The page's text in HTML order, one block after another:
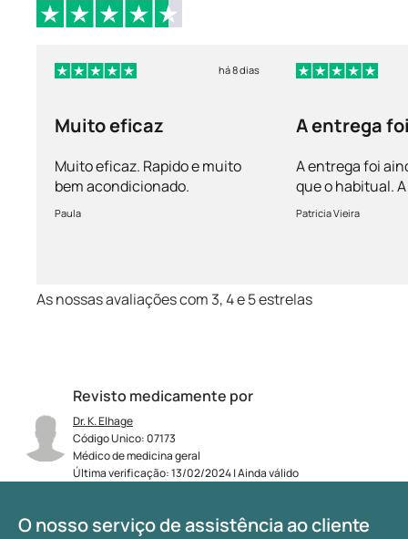
Revisto medicamente por
Dr. K. Elhage
Código Unico: 07173
Médico de medicina geral
Última verificação: 13/02/2024 | Ainda válido
há 8 dias
Muito eficaz
Muito eficaz. Rapido e muito
bem acondicionado.
Paula
A entrega
A entrega foi
que o habitual.
vem bem
Patricia Vieira
As nossas avaliações com 3, 4 e 5 estrelas
O nosso serviço de assistência ao cliente